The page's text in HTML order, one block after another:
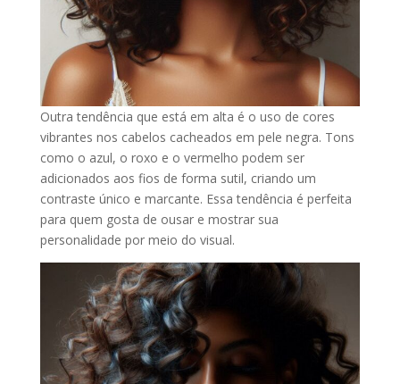
Outra tendência que está em alta é o uso de cores
vibrantes nos cabelos cacheados em pele negra. Tons
como o azul, o roxo e o vermelho podem ser
adicionados aos fios de forma sutil, criando um
contraste único e marcante. Essa tendência é perfeita
para quem gosta de ousar e mostrar sua
personalidade por meio do visual.